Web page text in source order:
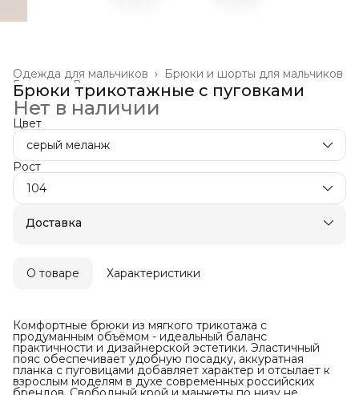
Брюки и шорты для мальчиков
Одежда для мальчиков ›
Все товары ›
Главная
Брюки трикотажные с пуговками
Нет в наличии
Цвет
серый меланж
Рост
104
Доставка
О товаре Характеристики
Комфортные брюки из мягкого трикотажа с
продуманным объёмом - идеальный баланс
практичности и дизайнерской эстетики. Эластичный
пояс обеспечивает удобную посадку, аккуратная
планка с пуговицами добавляет характер и отсылает к
взрослым моделям в духе современных российских